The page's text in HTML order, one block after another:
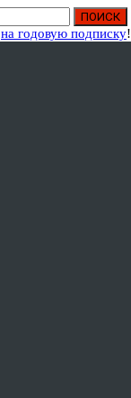
на годовую подписку!